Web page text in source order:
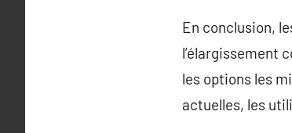
En conclusion,
l’élargissement
les options les
actuelles, les